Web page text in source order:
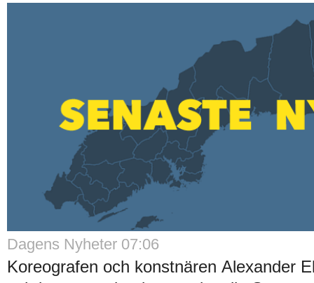
Dagens Nyheter 07:06
Koreografen och konstnären Alexander